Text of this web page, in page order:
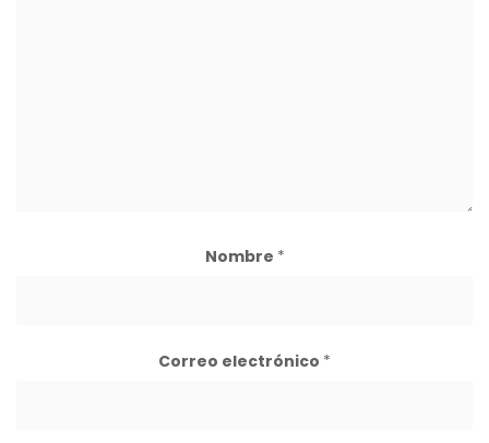
Nombre *
Correo electrónico *